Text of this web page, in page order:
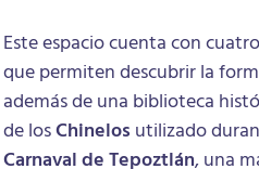
Este espacio cuenta con
que permiten descubrir la
además de una biblioteca
de losChinelos utilizado
Carnaval de Tepoztlán, una